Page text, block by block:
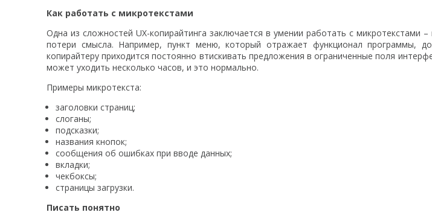
Как работать с микротекстами
Одна из сложностей UX-копирайтинга заключается в умении работать с микротекстами
потери смысла. Например, пункт меню, который отражает функционал программы,
копирайтеру приходится постоянно втискивать предложения в ограниченные поля
может уходить несколько часов, и это нормально.
Примеры микротекста:
заголовки страниц;
слоганы;
подсказки;
названия кнопок;
сообщения об ошибках при вводе данных;
вкладки;
чекбоксы;
страницы загрузки.
Писать понятно